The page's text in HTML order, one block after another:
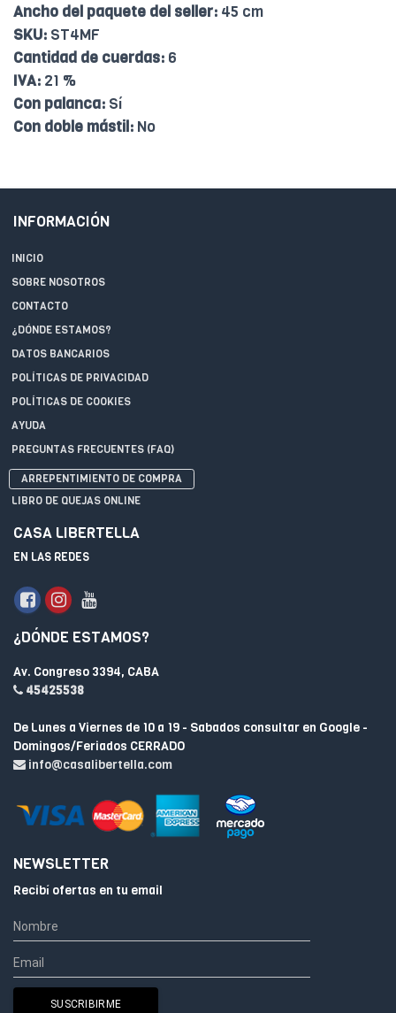
Ancho del paquete del seller: 45 cm
SKU: ST4MF
Cantidad de cuerdas: 6
IVA: 21 %
Con palanca: Sí
Con doble mástil: No
INFORMACIÓN
INICIO
SOBRE NOSOTROS
CONTACTO
¿DÓNDE ESTAMOS?
DATOS BANCARIOS
POLÍTICAS DE PRIVACIDAD
POLÍTICAS DE COOKIES
AYUDA
PREGUNTAS FRECUENTES (FAQ)
ARREPENTIMIENTO DE COMPRA
LIBRO DE QUEJAS ONLINE
CASA LIBERTELLA
EN LAS REDES
¿DÓNDE ESTAMOS?
Av. Congreso 3394, CABA
45425538
De Lunes a Viernes de 10 a 19 - Sabados consultar en Google -
Domingos/Feriados CERRADO
info@casalibertella.com
NEWSLETTER
Recibí ofertas en tu email